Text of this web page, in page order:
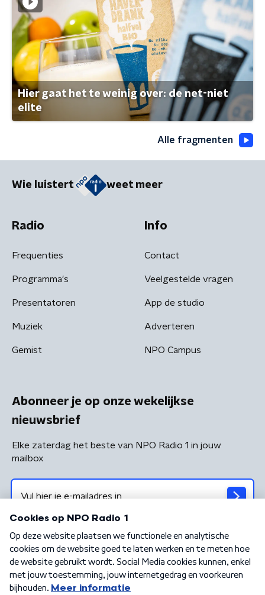
Hier gaat het te weinig over: de net-niet
elite
Alle fragmenten
Wie luistert weet meer
Radio
Frequenties
Programma's
Presentatoren
Muziek
Gemist
Info
Contact
Veelgestelde vragen
App de studio
Adverteren
NPO Campus
Abonneer je op onze wekelijkse
nieuwsbrief
Elke zaterdag het beste van NPO Radio 1 in jouw
mailbox
Algemene voorwaarden Privacybeleid